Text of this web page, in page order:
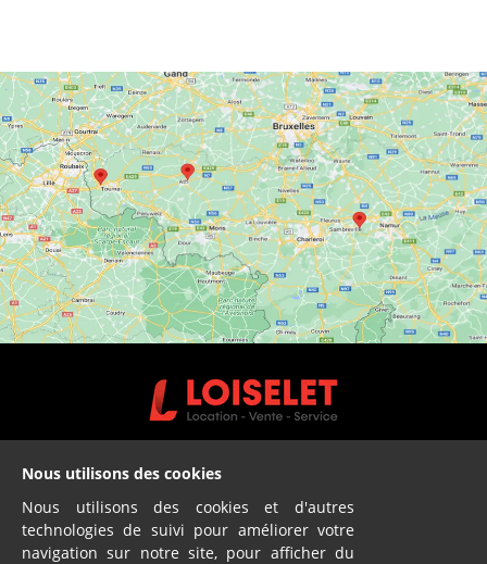
Vente - Service
2 sites
Ath & Namur
Nous utilisons des cookies
Nous utilisons des cookies et d'autres
technologies de suivi pour améliorer votre
navigation sur notre site, pour afficher du